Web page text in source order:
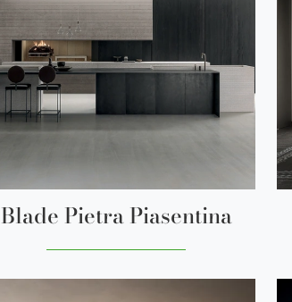
Blade Pietra Piasentina